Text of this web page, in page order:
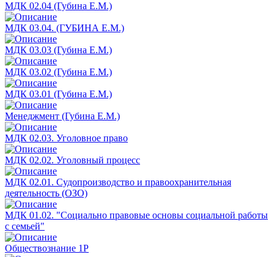
МДК 02.04 (Губина Е.М.)
МДК 03.04. (ГУБИНА Е.М.)
МДК 03.03 (Губина Е.М.)
МДК 03.02 (Губина Е.М.)
МДК 03.01 (Губина Е.М.)
Менеджмент (Губина Е.М.)
МДК 02.03. Уголовное право
МДК 02.02. Уголовный процесс
МДК 02.01. Судопроизводство и правоохранительная
деятельность (ОЗО)
МДК 01.02. "Социально правовые основы социальной работы
с семьей"
Обществознание 1Р